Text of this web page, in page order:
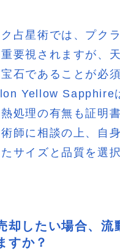
占星術では、プク
要視されますが、
石であることが必
Yellow Sapphire
処理の有無も証明
師に相談の上、自
サイズと品質を選
却したい場合、流
すか？